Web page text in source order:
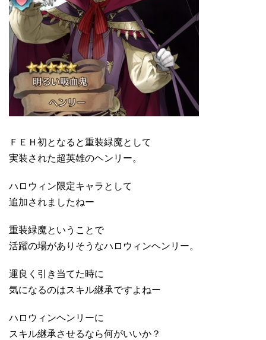
ＦＥＨ初となると重装緑魔として
実装された超英雄のヘンリー。
ハロウィン限定キャラとして
追加されましたねー
重装緑魔ということで
活躍の場がありそうなハロウィンヘンリー。
運良く引き当てた時に
気になるのはスキル継承ですよねー
ハロウィンヘンリーに
スキル継承させるなら何がいいか？